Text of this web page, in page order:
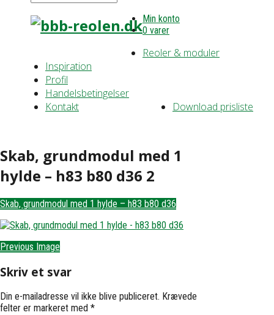
Min konto
0 varer
Reoler & moduler
Inspiration
Profil
Handelsbetingelser
Download prisliste
Kontakt
Skab, grundmodul med 1
hylde – h83 b80 d36 2
Skab, grundmodul med 1 hylde – h83 b80 d36
Previous Image
Skriv et svar
Din e-mailadresse vil ikke blive publiceret. Krævede
felter er markeret med *